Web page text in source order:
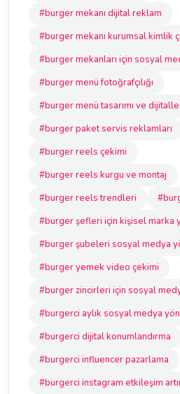
#burger mekanı dijital reklam
#burger mekanı kurumsal kimlik
#burger mekanları için sosyal
#burger menü fotoğrafçılığı
#burger menü tasarımı ve
#burger paket servis reklamları
#burger reels çekimi
#burger reels kurgu ve montaj
#burger reels trendleri
#burger şefleri için kişisel marka
#burger şubeleri sosyal medya
#burger yemek video çekimi
#burger zincirleri için sosyal
#burgerci aylık sosyal medya
#burgerci dijital konumlandırma
#burgerci influencer pazarlama
#burgerci instagram etkileşim